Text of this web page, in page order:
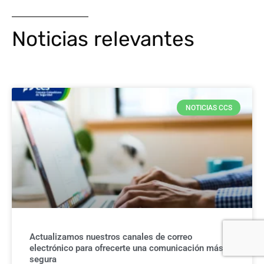
Noticias relevantes
NOTICIAS CCS
Actualizamos nuestros canales de correo
electrónico para ofrecerte una comunicación más
segura